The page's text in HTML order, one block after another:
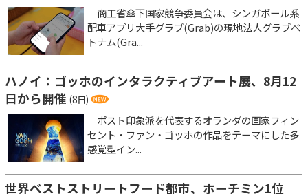
商工省傘下国家競争委員会は、シンガポール系
配車アプリ大手グラブ(Grab)の現地法人グラブベ
トナム(Gra...
ハノイ：ゴッホのインタラクティブアート展、8月12
日から開催 (8日)
ポスト印象派を代表するオランダの画家フィン
セント・ファン・ゴッホの作品をテーマにした多
感覚型イン...
世界ベストストリートフード都市、ホーチミン1位